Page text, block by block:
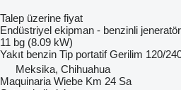
Talep üzerine fiyat
Endüstriyel ekipman - benzinli jeneratör
11 bg (8.09 kW)
Yakıt benzin Tip portatif Gerilim 120/
Meksika, Chihuahua
Maquinaria Wiebe Km 24 Sa